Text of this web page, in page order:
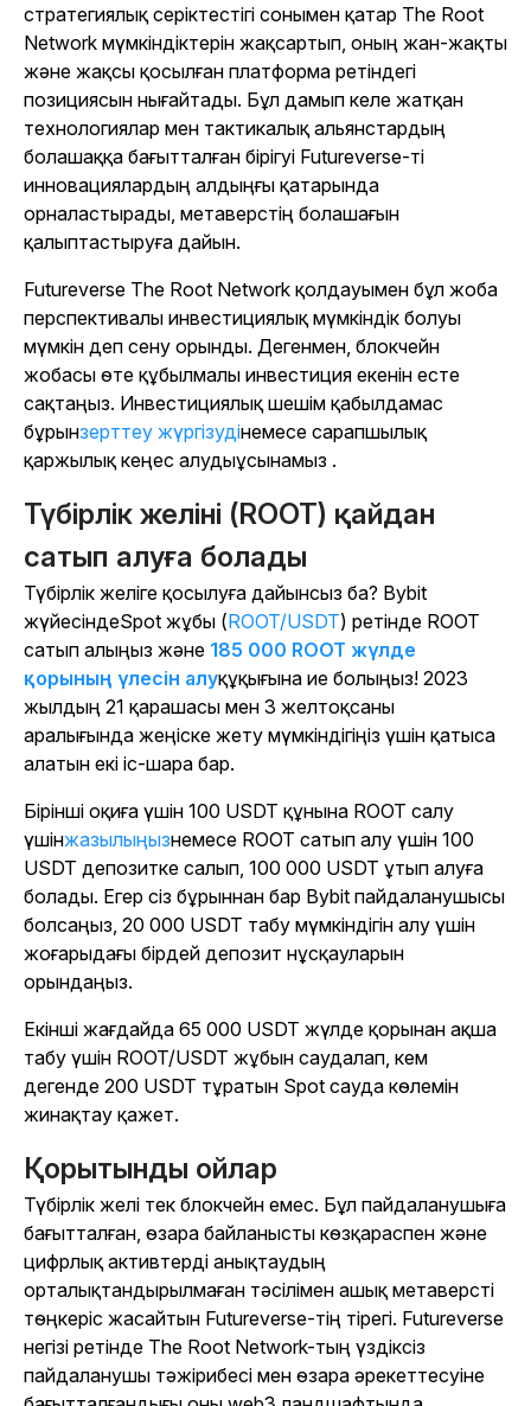
стратегиялық серіктестігі сонымен қатар The Root
Network мүмкіндіктерін жақсартып, оның жан-жақты
және жақсы қосылған платформа ретіндегі
позициясын нығайтады. Бұл дамып келе жатқан
технологиялар мен тактикалық альянстардың
болашаққа бағытталған бірігуі Futureverse-ті
инновациялардың алдыңғы қатарында
орналастырады, метаверстің болашағын
қалыптастыруға дайын.
Futureverse The Root Network қолдауымен бұл жоба
перспективалы инвестициялық мүмкіндік болуы
мүмкін деп сену орынды. Дегенмен, блокчейн
жобасы өте құбылмалы инвестиция екенін есте
сақтаңыз. Инвестициялық шешім қабылдамас
бұрынзерттеу жүргізудінемесе сарапшылық
қаржылық кеңес алудыұсынамыз .
Түбірлік желіні (ROOT) қайдан
сатып алуға болады
Түбірлік желіге қосылуға дайынсыз ба? Bybit
жүйесіндеSpot жұбы (ROOT/USDT) ретінде ROOT
сатып алыңыз және 185 000 ROOT жүлде
қорының үлесін алуқұқығына ие болыңыз! 2023
жылдың 21 қарашасы мен 3 желтоқсаны
аралығында жеңіске жету мүмкіндігіңіз үшін қатыса
алатын екі іс-шара бар.
Бірінші оқиға үшін 100 USDT құнына ROOT салу
үшінжазылыңызнемесе ROOT сатып алу үшін 100
USDT депозитке салып, 100 000 USDT ұтып алуға
болады. Егер сіз бұрыннан бар Bybit пайдаланушысы
болсаңыз, 20 000 USDT табу мүмкіндігін алу үшін
жоғарыдағы бірдей депозит нұсқауларын
орындаңыз.
Екінші жағдайда 65 000 USDT жүлде қорынан ақша
табу үшін ROOT/USDT жұбын саудалап, кем
дегенде 200 USDT тұратын Spot сауда көлемін
жинақтау қажет.
Қорытынды ойлар
Түбірлік желі тек блокчейн емес. Бұл пайдаланушыға
бағытталған, өзара байланысты көзқараспен және
цифрлық активтерді анықтаудың
орталықтандырылмаған тәсілімен ашық метаверсті
төңкеріс жасайтын Futureverse-тің тірегі. Futureverse
негізі ретінде The Root Network-тың үздіксіз
пайдаланушы тәжірибесі мен өзара әрекеттесуіне